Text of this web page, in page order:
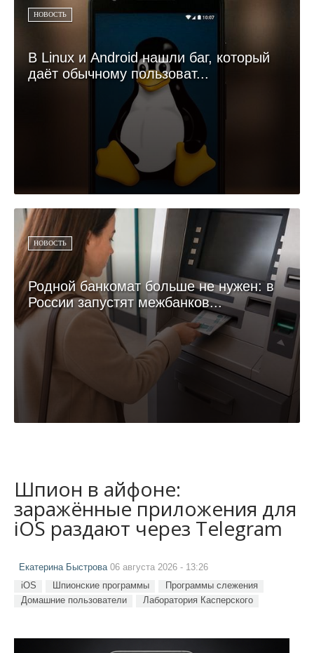
НОВОСТЬ
В Linux и Android нашли баг, который
даёт обычному пользоват...
НОВОСТЬ
Родной банкомат больше не нужен: в
России запустят межбанков...
Шпион в айфоне:
заражённые приложения для
iOS раздают через Telegram
Екатерина Быстрова06 августа 2026 - 13:26
iOS Шпионские программы
Программы слежения
Домашние пользователи
Лаборатория Касперского